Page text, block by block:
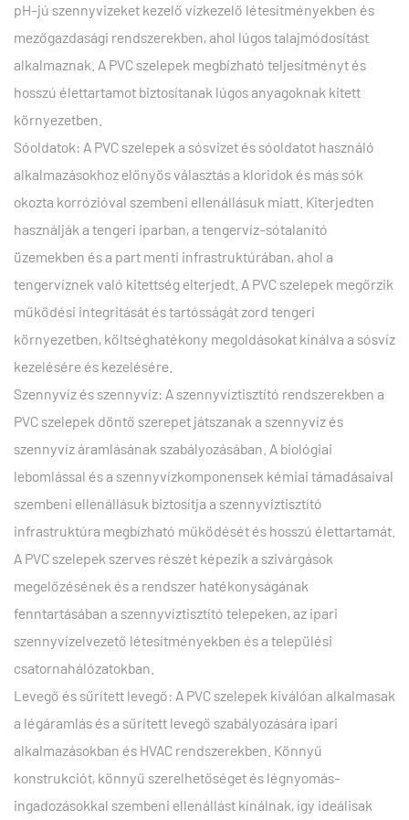
pH-jú szennyvizeket kezelő vízkezelő létesítményekben és
mezőgazdasági rendszerekben, ahol lúgos talajmódosítást
alkalmaznak. A PVC szelepek megbízható teljesítményt és
hosszú élettartamot biztosítanak lúgos anyagoknak kitett
környezetben.
Sóoldatok: A PVC szelepek a sósvizet és sóoldatot használó
alkalmazásokhoz előnyös választás a kloridok és más sók
okozta korrózióval szembeni ellenállásuk miatt. Kiterjedten
használják a tengeri iparban, a tengervíz-sótalanító
üzemekben és a part menti infrastruktúrában, ahol a
tengervíznek való kitettség elterjedt. A PVC szelepek megőrzik
működési integritását és tartósságát zord tengeri
környezetben, költséghatékony megoldásokat kínálva a sósvíz
kezelésére és kezelésére.
Szennyvíz és szennyvíz: A szennyvíztisztító rendszerekben a
PVC szelepek döntő szerepet játszanak a szennyvíz és
szennyvíz áramlásának szabályozásában. A biológiai
lebomlással és a szennyvízkomponensek kémiai támadásaival
szembeni ellenállásuk biztosítja a szennyvíztisztító
infrastruktúra megbízható működését és hosszú élettartamát.
A PVC szelepek szerves részét képezik a szivárgások
megelőzésének és a rendszer hatékonyságának
fenntartásában a szennyvíztisztító telepeken, az ipari
szennyvízelvezető létesítményekben és a települési
csatornahálózatokban.
Levegő és sűrített levegő: A PVC szelepek kiválóan alkalmasak
a légáramlás és a sűrített levegő szabályozására ipari
alkalmazásokban és HVAC rendszerekben. Könnyű
konstrukciót, könnyű szerelhetőséget és légnyomás-
ingadozásokkal szembeni ellenállást kínálnak, így ideálisak